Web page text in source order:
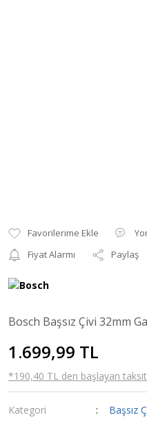
Fiyat Alarmı
Paylaş
Bosch Başsız Çivi 32mm
1.699,99 TL
*190,40 TL den başlayan
Kategori
Başsız